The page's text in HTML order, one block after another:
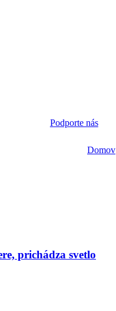
Podporte nás
Domov
prichádza svetlo